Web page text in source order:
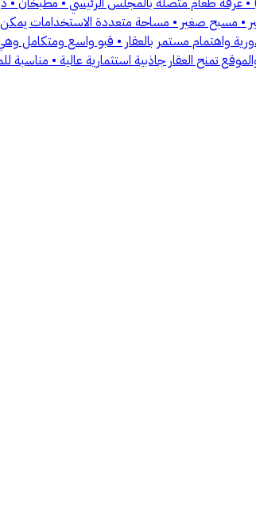
• مسبح صغير • مساحة متعددة الاستخدامات
بمساحة 900م² • بناء شخصي • صيانة دورية واهتمام مستمر بالعقار
تمنح العقار جاذبية استثمارية عالية •